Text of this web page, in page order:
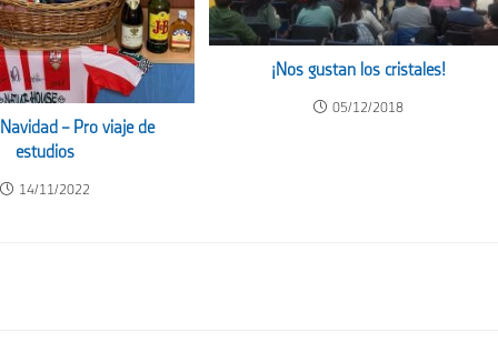
– Pro viaje de
estudios
14/11/2022
¡Nos gustan los cristales!
05/12/2018